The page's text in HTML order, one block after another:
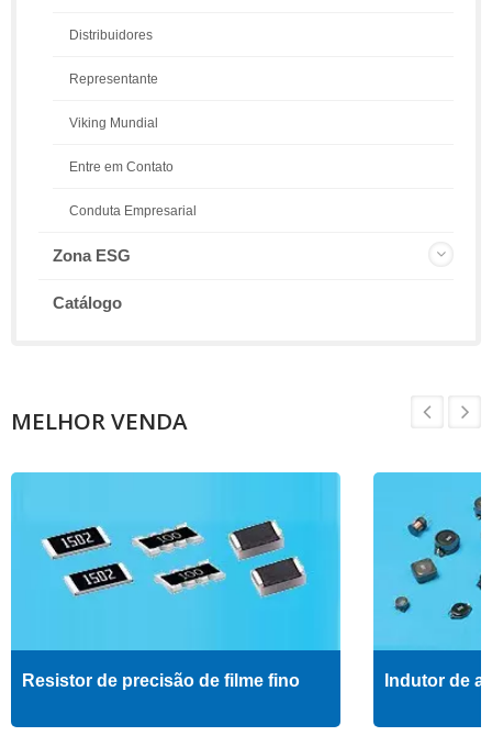
Distribuidores
Representante
Viking Mundial
Entre em Contato
Conduta Empresarial
Zona ESG
Catálogo
MELHOR VENDA
Resistor de precisão de filme fino Indutor de